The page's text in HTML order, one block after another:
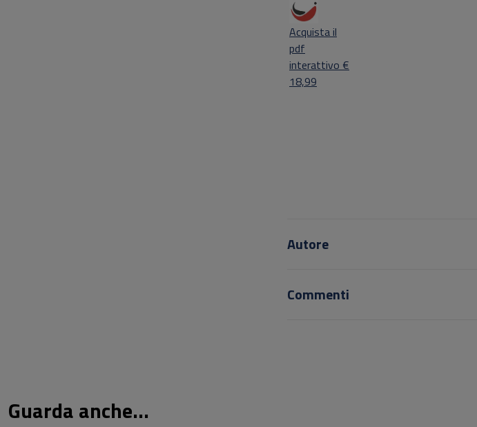
Acquista il
pdf
interattivo €
18,99
Autore
Commenti
Guarda anche...